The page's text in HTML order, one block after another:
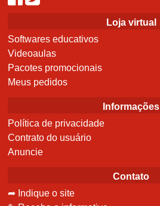
Loja virtual
Softwares educativos
Videoaulas
Pacotes promocionais
Meus pedidos
Informações
Política de privacidade
Contrato do usuário
Anuncie
Contato
➦ Indique o site